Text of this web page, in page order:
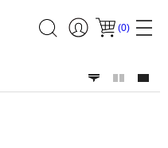
(0)